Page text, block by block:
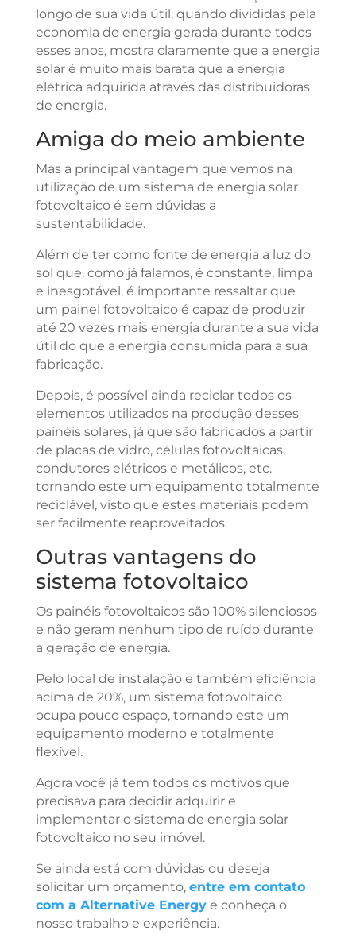
longo de sua vida útil, quando divididas pela
economia de energia gerada durante todos
esses anos, mostra claramente que a energia
solar é muito mais barata que a energia
elétrica adquirida através das distribuidoras
de energia.
Amiga do meio ambiente
Mas a principal vantagem que vemos na
utilização de um sistema de energia solar
fotovoltaico é sem dúvidas a
sustentabilidade.
Além de ter como fonte de energia a luz do
sol que, como já falamos, é constante, limpa
e inesgotável, é importante ressaltar que
um painel fotovoltaico é capaz de produzir
até 20 vezes mais energia durante a sua vida
útil do que a energia consumida para a sua
fabricação.
Depois, é possível ainda reciclar todos os
elementos utilizados na produção desses
painéis solares, já que são fabricados a partir
de placas de vidro, células fotovoltaicas,
condutores elétricos e metálicos, etc.
tornando este um equipamento totalmente
reciclável, visto que estes materiais podem
ser facilmente reaproveitados.
Outras vantagens do
sistema fotovoltaico
Os painéis fotovoltaicos são 100% silenciosos
e não geram nenhum tipo de ruído durante
a geração de energia.
Pelo local de instalação e também eficiência
acima de 20%, um sistema fotovoltaico
ocupa pouco espaço, tornando este um
equipamento moderno e totalmente
flexível.
Agora você já tem todos os motivos que
precisava para decidir adquirir e
implementar o sistema de energia solar
fotovoltaico no seu imóvel.
Se ainda está com dúvidas ou deseja
solicitar um orçamento, entre em contato
com a Alternative Energye conheça o
nosso trabalho e experiência.